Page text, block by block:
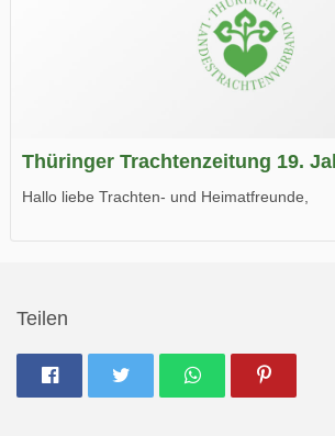
Thüringer Trachtenzeitung 19.
Hallo liebe Trachten- und Heimatfreunde,
Teilen